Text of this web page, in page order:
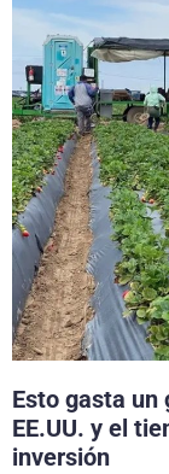
Esto gasta un
EE.UU. y el
inversión